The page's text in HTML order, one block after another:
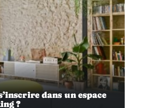
dans un espace
?